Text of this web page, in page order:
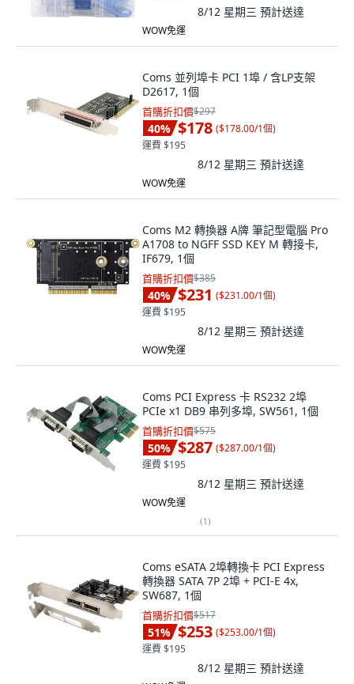
8/12 星期三 預計送達
WOW免運
Coms 並列埠卡 PCI 1埠 / 含LP支架
D2617, 1個
首購折扣價$297
40% $178 ($178.00/1個)
運費 $195
8/12 星期三 預計送達
WOW免運
Coms M2 轉換器 A牌 筆記型電腦 Pro
A1708 to NGFF SSD KEY M 轉接卡,
IF679, 1個
首購折扣價$385
40% $231 ($231.00/1個)
運費 $195
8/12 星期三 預計送達
WOW免運
Coms PCI Express 卡 RS232 2埠
PCIe x1 DB9 串列多埠, SW561, 1個
首購折扣價$575
50% $287 ($287.00/1個)
運費 $195
8/12 星期三 預計送達
WOW免運
(1)
Coms eSATA 2埠轉換卡 PCI Express
轉換器 SATA 7P 2埠 + PCI-E 4x,
SW687, 1個
首購折扣價$517
51% $253 ($253.00/1個)
運費 $195
8/12 星期三 預計送達